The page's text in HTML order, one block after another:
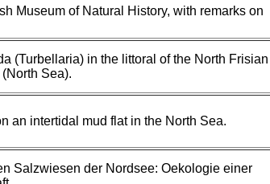
Museum of Natural History, with remarks on
(Turbellaria) in the littoral of the North Frisian
Sea).
an intertidal mud flat in the North Sea.
Salzwiesen der Nordsee: Oekologie einer